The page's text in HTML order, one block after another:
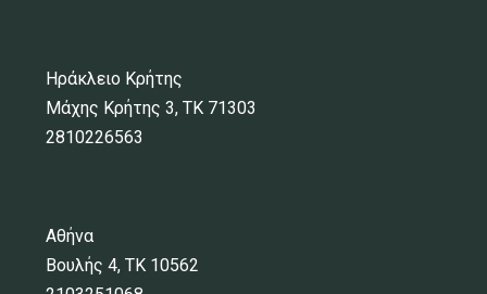
Ηράκλειο Κρήτης
Μάχης Κρήτης 3, ΤΚ 71303
2810226563
Αθήνα
Βουλής 4, ΤΚ 10562